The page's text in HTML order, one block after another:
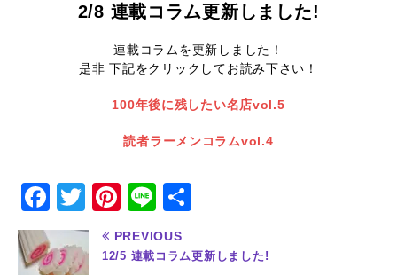
2/8 連載コラム更新しました!
連載コラムを更新しました！
是非 下記をクリックしてお読み下さい！
100年後に残したい名店vol.5
読者ラーメンコラムvol.4
F
a
c
T
w
it
Pi
n
te
Li
n
e
PREVIOUS
12/5 連載コラム更新しました!